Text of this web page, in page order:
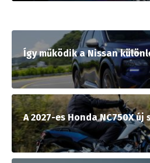
Így működik a Nissan
A 2027-es Honda NC750X